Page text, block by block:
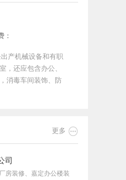
：
产机械设备和有职
，还应包含办公、
消毒车间装饰、防
定固定总价装饰合
工程的质量和客户
的时刻长短和全体
更多 
司
房装修、嘉定办公楼装